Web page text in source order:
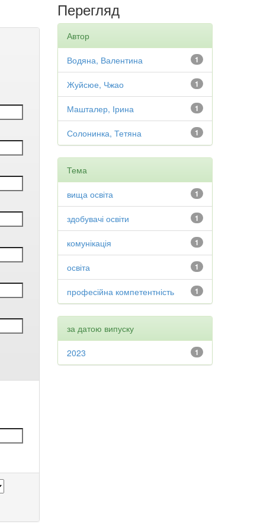
Перегляд
Автор
1
Водяна, Валентина
1
Жуйсюе, Чжао
1
Машталер, Ірина
1
Солонинка, Тетяна
Тема
1
вища освіта
1
здобувачі освіти
1
комунікація
1
освіта
1
професійна компетентність
за датою випуску
1
2023